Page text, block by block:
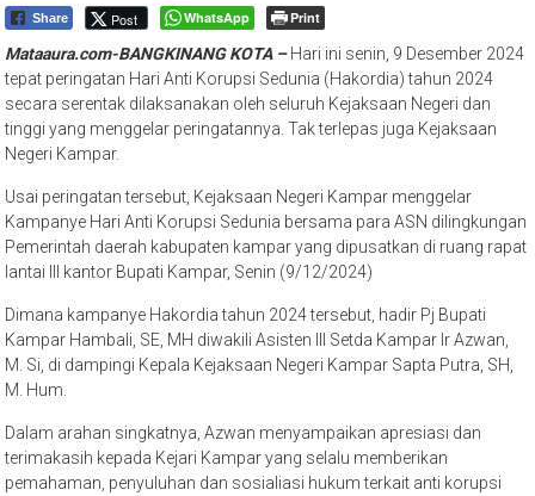
Share Post WhatsApp Print
Mataaura.com-BANGKINANG KOTA –Hari ini senin, 9 Desember 2024
tepat peringatan Hari Anti Korupsi Sedunia (Hakordia) tahun 2024
secara serentak dilaksanakan oleh seluruh Kejaksaan Negeri dan
tinggi yang menggelar peringatannya. Tak terlepas juga Kejaksaan
Negeri Kampar.
Usai peringatan tersebut, Kejaksaan Negeri Kampar menggelar
Kampanye Hari Anti Korupsi Sedunia bersama para ASN dilingkungan
Pemerintah daerah kabupaten kampar yang dipusatkan di ruang rapat
lantai III kantor Bupati Kampar, Senin (9/12/2024)
Dimana kampanye Hakordia tahun 2024 tersebut, hadir Pj Bupati
Kampar Hambali, SE, MH diwakili Asisten III Setda Kampar Ir Azwan,
M. Si, di dampingi Kepala Kejaksaan Negeri Kampar Sapta Putra, SH,
M. Hum.
Dalam arahan singkatnya, Azwan menyampaikan apresiasi dan
terimakasih kepada Kejari Kampar yang selalu memberikan
pemahaman, penyuluhan dan sosialiasi hukum terkait anti korupsi